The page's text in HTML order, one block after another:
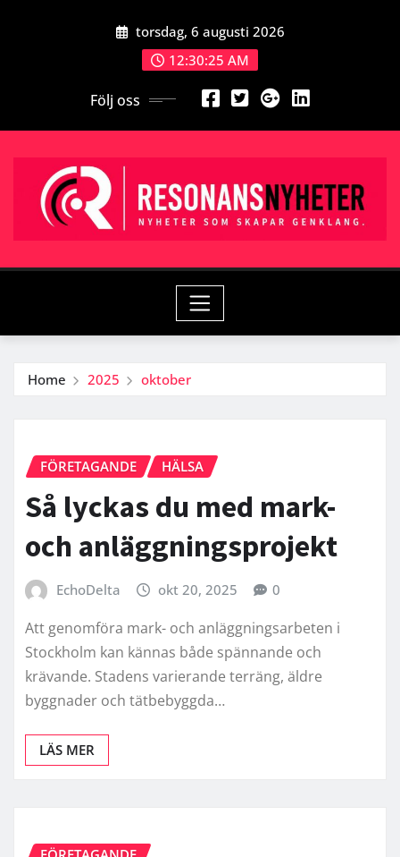
torsdag, 6 augusti 2026
12:30:25 AM
Följ oss
Home 2025 oktober
FÖRETAGANDE HÄLSA
Så lyckas du med mark-
och anläggningsprojekt
EchoDelta okt 20, 2025 0
Att genomföra mark- och anläggningsarbeten i
Stockholm kan kännas både spännande och
krävande. Stadens varierande terräng, äldre
byggnader och tätbebyggda…
LÄS MER